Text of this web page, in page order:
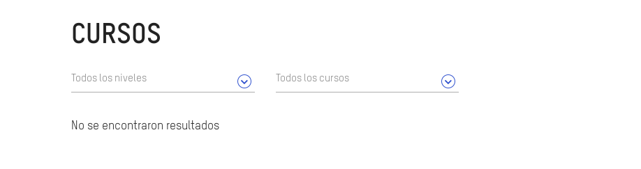
CURSOS
Todos los niveles Todos los cursos
No se encontraron resultados